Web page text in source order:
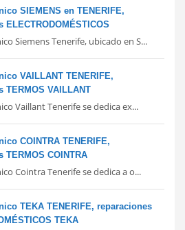
SIEMENS en TENERIFE,
ELECTRODOMÉSTICOS
Siemens Tenerife, ubicado en S...
VAILLANT TENERIFE,
TERMOS VAILLANT
Vaillant Tenerife se dedica ex...
COINTRA TENERIFE,
TERMOS COINTRA
Cointra Tenerife se dedica a o...
TEKA TENERIFE, reparaciones
TEKA